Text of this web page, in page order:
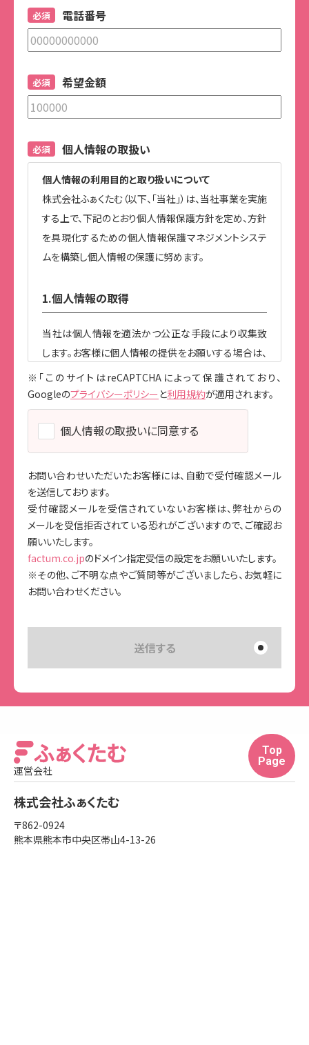
電話番号
必須
希望金額
必須
個人情報の取扱い
必須
個人情報の利用目的と取り扱いについて
株式会社ふぁくたむ（以下、「当社」）は、当社事業を実施
する上で、下記のとおり個人情報保護方針を定め、方針
を具現化するための個人情報保護マネジメントシステ
ムを構築し個人情報の保護に努めます。
1.個人情報の取得
当社は個人情報を適法かつ公正な手段により収集致
します。お客様に個人情報の提供をお願いする場合は、
事前に収集の目的、利用の内容を開示した上で、当社の
正当な事業の範囲内で、その目的の達成に必要な限度
において、個人情報を収集致します。
2.個人情報の利用および共同利用
当社がお預かりした個人情報は、個人情報を頂いた方
に承諾を得た範囲内で、また収集目的に沿った範囲内
で利用致します。利用目的については、以下の「利用目
的の範囲」の内、当社の正当な事業の範囲内でその目
的の達成に必要な事項を利用目的と致します。
当社が取り扱う商品及びサービスに関するご案内
⚫︎利用目的の範囲について
上記以外の目的で、お客様の個人情報を利用する必要
の利用について、お客様の同意を頂くものとします。
※「このサイトはreCAPTCHAによって保護されており、
Googleのプライバシーポリシー と利用規約が適用されます。
個人情報の取扱いに同意する
お問い合わせいただいたお客様には、自動で受付確認メール
を送信しております。
受付確認メールを受信されていないお客様は、弊社からの
メールを受信拒否されている恐れがございますので、ご確認お
願いいたします。
factum.co.jpのドメイン指定受信の設定をお願いいたします。
※その他、ご不明な点やご質問等がございましたら、お気軽に
お問い合わせください。
運営会社
株式会社ふぁくたむ
〒862-0924
熊本県熊本市中央区帯山4-13-26
Top
Page